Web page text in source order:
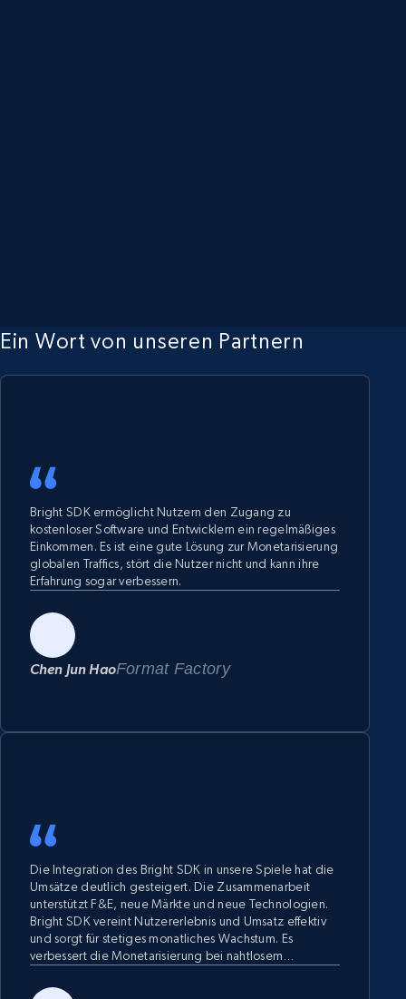
Ein Wort von unseren Partnern
Bright SDK ermöglicht Nutzern den Zugang zu
kostenloser Software und Entwicklern ein regelmäßiges
Einkommen. Es ist eine gute Lösung zur Monetarisierung
globalen Traffics, stört die Nutzer nicht und kann ihre
Erfahrung sogar verbessern.
Chen Jun HaoFormat Factory
Die Integration des Bright SDK in unsere Spiele hat die
Umsätze deutlich gesteigert. Die Zusammenarbeit
unterstützt F&E, neue Märkte und neue Technologien.
Bright SDK vereint Nutzererlebnis und Umsatz effektiv
und sorgt für stetiges monatliches Wachstum. Es
verbessert die Monetarisierung bei nahtlosem
finanziellen Unterstützung, der innovativen Technologie